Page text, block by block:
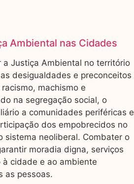
Ambiental nas Cidades
a Justiça Ambiental no território
desigualdades e preconceitos
machismo e
na segregação social, o
a comunidades periféricas e
dos empobrecidos no
sistema neoliberal. Combater o
moradia digna, serviços
cidade e ao ambiente
as pessoas.